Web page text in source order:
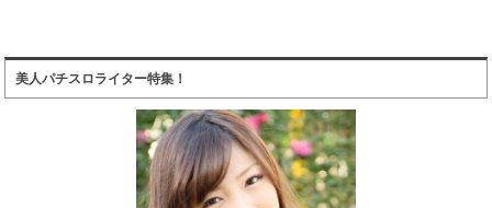
美人パチスロライター特集！